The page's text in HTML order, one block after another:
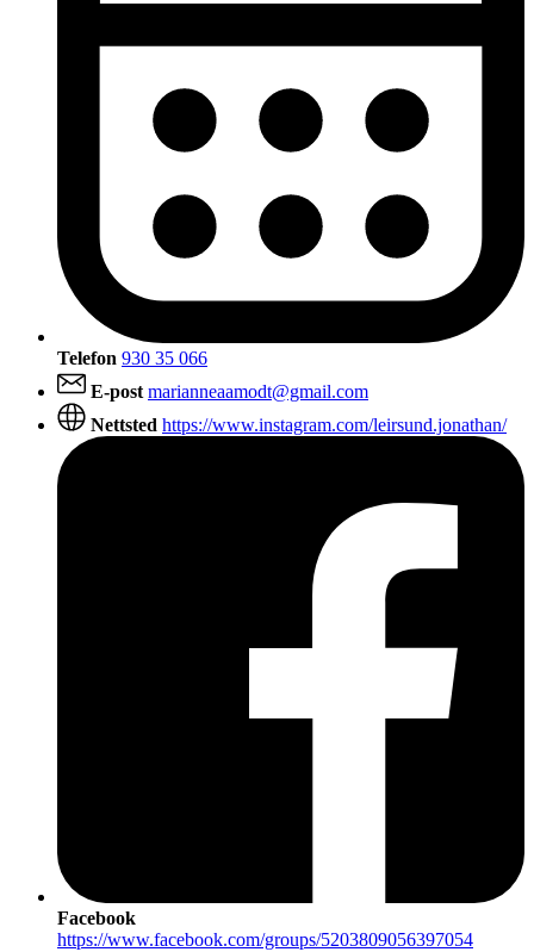
Telefon 930 35 066
E-post marianneaamodt@gmail.com
Nettsted https://www.instagram.com/leirsund.jonathan/
Facebook
https://www.facebook.com/groups/5203809056397054